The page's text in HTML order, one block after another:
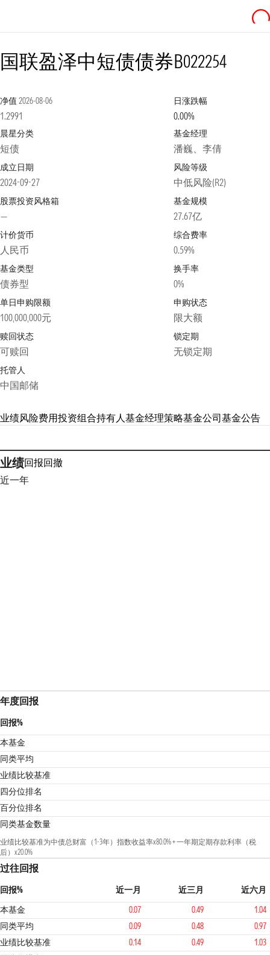
国联盈泽中短债债券B022254
净值 2026-08-06
1.2991
日涨跌幅
0.00%
晨星分类
短债
基金经理
潘巍、李倩
成立日期
2024-09-27
风险等级
中低风险(R2)
股票投资风格箱
—
基金规模
27.67亿
计价货币
人民币
综合费率
0.59%
基金类型
债券型
换手率
0%
单日申购限额
100,000,000元
申购状态
限大额
赎回状态
可赎回
锁定期
无锁定期
托管人
中国邮储
业绩风险费用投资组合持有人基金经理策略基金公司基金公告
业绩回报回撤
近一年
年度回报
回报%
本基金
同类平均
业绩比较基准
四分位排名
2
百分位排名
同类基金数量
业绩比较基准为中债总财富（1-3年）指数收益率x80.0% + 一年期定期存款利率（税
后）x20.0%
过往回报
回报% 近一月 近三月
近六月
本基金
0.07 0.49
1.04
同类平均
0.09 0.48
0.97
业绩比较基准
0.14 0.49
1.03
2